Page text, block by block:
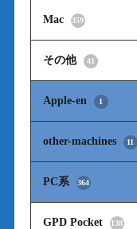
Mac 359
その他 41
Apple-en 1
other-machines 11
PC系 364
GPD Pocket 138